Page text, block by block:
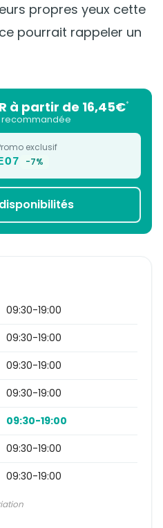
propres yeux cette
pourrait rappeler un
à partir de 16,45€*
recommandée
exclusif
-7%
09:30-19:00
09:30-19:00
09:30-19:00
09:30-19:00
09:30-19:00
09:30-19:00
09:30-19:00